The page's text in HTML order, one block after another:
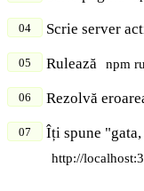
Scrie server
Rulează npm
Rezolvă
Îți spune "gata,
http://